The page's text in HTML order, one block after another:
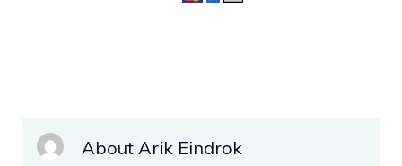
About Arik Eindrok